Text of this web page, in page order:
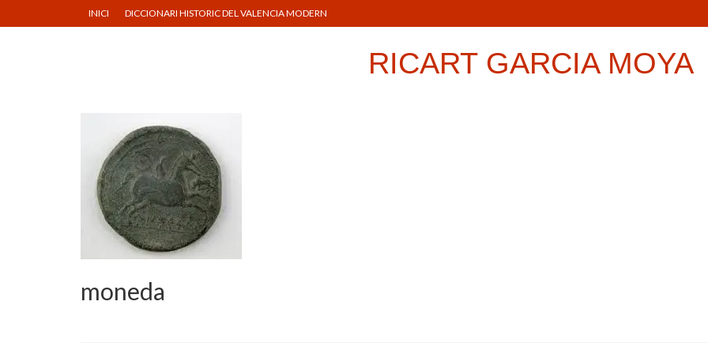
INICI DICCIONARI HISTORIC DEL VALENCIA MODERN
RICART GARCIA MOYA
moneda